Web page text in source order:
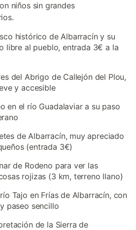
niños sin grandes
histórico de Albarracín y su
libre al pueblo, entrada 3€ a la
del Abrigo de Callejón del Plou,
y accesible
en el río Guadalaviar a su paso
de Albarracín, muy apreciado
(entrada 3€)
de Rodeno para ver las
rojizas (3 km, terreno llano)
Tajo en Frías de Albarracín, con
paseo sencillo
de la Sierra de